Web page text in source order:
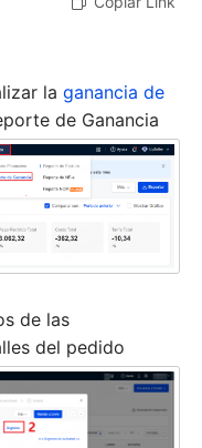
la ganancia de
de Ganancia
de las
del pedido